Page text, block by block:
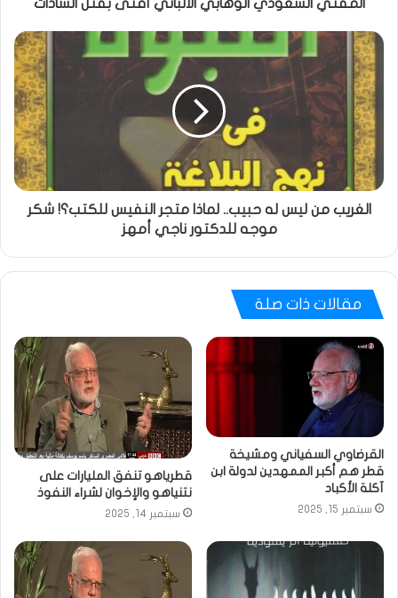
المفتي السعودي الوهابي الألباني أفتى بقتل السادات
الغريب من ليس له حبيب.. لماذا متجر النفيس للكتب؟! شكر
موجه للدكتور ناجي أمهز
مقالات ذات صلة
القرضاوي السفياني ومشيخة
قطر هم أكبر الممهدين لدولة ابن
آكلة الأكباد
سبتمبر 15, 2025
قطرياهو تنفق المليارات على
نتنياهو والإخوان لشراء النفوذ
سبتمبر 14, 2025